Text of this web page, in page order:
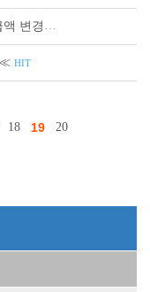
≪ HIT
18 19 20